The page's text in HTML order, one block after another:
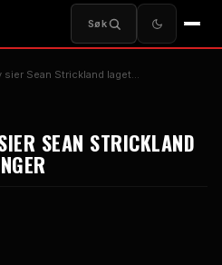
Søk
sier Sean Strickland laget...
SEAN STRICKLAND